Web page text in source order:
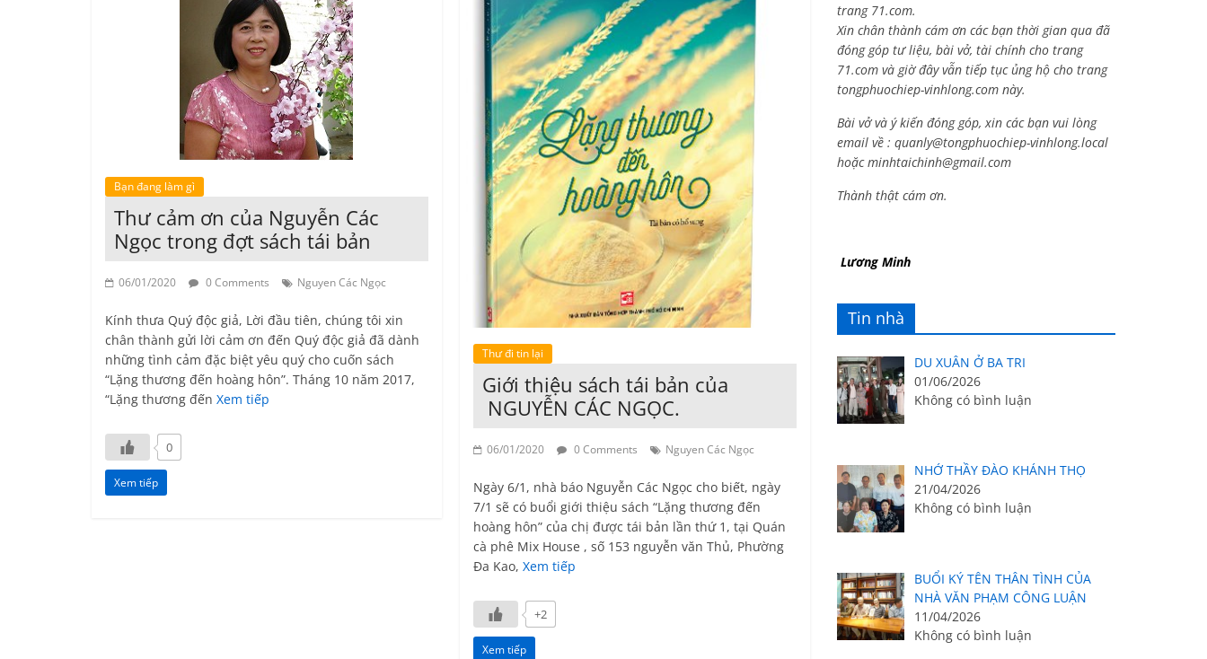
Bạn đang làm gì
Thư cảm ơn của Nguyễn Các
Ngọc trong đợt sách tái bản
06/01/2020 0 Comments Nguyen Các Ngọc
Kính thưa Quý độc giả, Lời đầu tiên, chúng tôi xin
chân thành gửi lời cảm ơn đến Quý độc giả đã dành
những tình cảm đặc biệt yêu quý cho cuốn sách
“Lặng thương đến hoàng hôn”. Tháng 10 năm 2017,
“Lặng thương đến Xem tiếp
0
Xem tiếp
Thư đi tin lại
Giới thiệu sách tái bản của
NGUYỄN CÁC NGỌC.
06/01/2020 0 Comments Nguyen Các Ngọc
Ngày 6/1, nhà báo Nguyễn Các Ngọc cho biết, ngày
7/1 sẽ có buổi giới thiệu sách “Lặng thương đến
hoàng hôn” của chị được tái bản lần thứ 1, tại Quán
cà phê Mix House , số 153 nguyễn văn Thủ, Phường
Đa Kao,Xem tiếp
+2
Xem tiếp
trang 71.com.
Xin chân thành cám ơn các bạn thời gian qua đã
đóng góp tư liệu, bài vở, tài chính cho trang
71.com và giờ đây vẫn tiếp tục ủng hộ cho trang
tongphuochiep-vinhlong.com này.
Bài vở và ý kiến đóng góp, xin các bạn vui lòng
email về : quanly@tongphuochiep-vinhlong.local
hoặcminhtaichinh@gmail.com
Thành thật cám ơn.
Lương Minh
Tin nhà
DU XUÂN Ở BA TRI
01/06/2026
Không có bình luận
NHỚ THẦY ĐÀO KHÁNH THỌ
21/04/2026
Không có bình luận
BUỔI KÝ TÊN THÂN TÌNH CỦA
NHÀ VĂN PHẠM CÔNG LUẬN
11/04/2026
Không có bình luận